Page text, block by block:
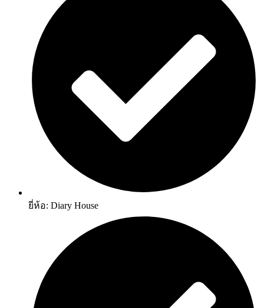
ยี่ห้อ: Diary House